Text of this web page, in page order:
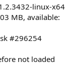
linux-x64
MB, available:
#296254
not loaded